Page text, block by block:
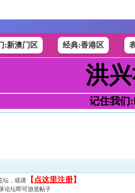
:新澳门区 经典:香港区
洪
记住我们
坛，或请 【 点这里注册】
论坛即可游览帖子